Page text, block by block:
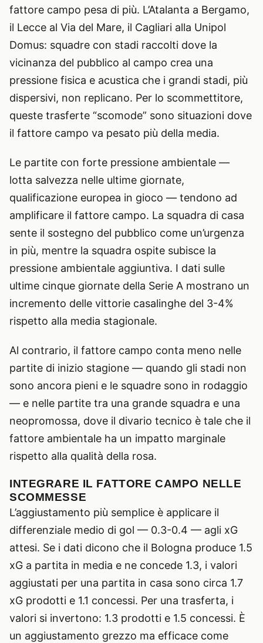
fattore campo pesa di più. L’Atalanta a Bergamo,
il Lecce al Via del Mare, il Cagliari alla Unipol
Domus: squadre con stadi raccolti dove la
vicinanza del pubblico al campo crea una
pressione fisica e acustica che i grandi stadi, più
dispersivi, non replicano. Per lo scommettitore,
queste trasferte “scomode” sono situazioni dove
il fattore campo va pesato più della media.
Le partite con forte pressione ambientale —
lotta salvezza nelle ultime giornate,
qualificazione europea in gioco — tendono ad
amplificare il fattore campo. La squadra di casa
sente il sostegno del pubblico come un’urgenza
in più, mentre la squadra ospite subisce la
pressione ambientale aggiuntiva. I dati sulle
ultime cinque giornate della Serie A mostrano un
incremento delle vittorie casalinghe del 3-4%
rispetto alla media stagionale.
Al contrario, il fattore campo conta meno nelle
partite di inizio stagione — quando gli stadi non
sono ancora pieni e le squadre sono in rodaggio
— e nelle partite tra una grande squadra e una
neopromossa, dove il divario tecnico è tale che il
fattore ambientale ha un impatto marginale
rispetto alla qualità della rosa.
INTEGRARE IL FATTORE CAMPO NELLE
SCOMMESSE
L’aggiustamento più semplice è applicare il
differenziale medio di gol — 0.3-0.4 — agli xG
attesi. Se i dati dicono che il Bologna produce 1.5
xG a partita in media e ne concede 1.3, i valori
aggiustati per una partita in casa sono circa 1.7
xG prodotti e 1.1 concessi. Per una trasferta, i
valori si invertono: 1.3 prodotti e 1.5 concessi. È
un aggiustamento grezzo ma efficace come